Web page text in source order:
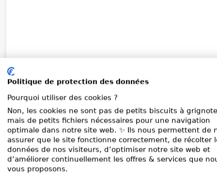
Politique de protection des données
Pourquoi utiliser des cookies ?
Non, les cookies ne sont pas de petits biscuits à
mais de petits fichiers nécessaires pour une navigation
optimale dans notre site web. ✨ Ils nous permettent de
assurer que le site fonctionne correctement, de récolter
données de nos visiteurs, d’optimiser notre site web et
d’améliorer continuellement les offres & services que
vous proposons.